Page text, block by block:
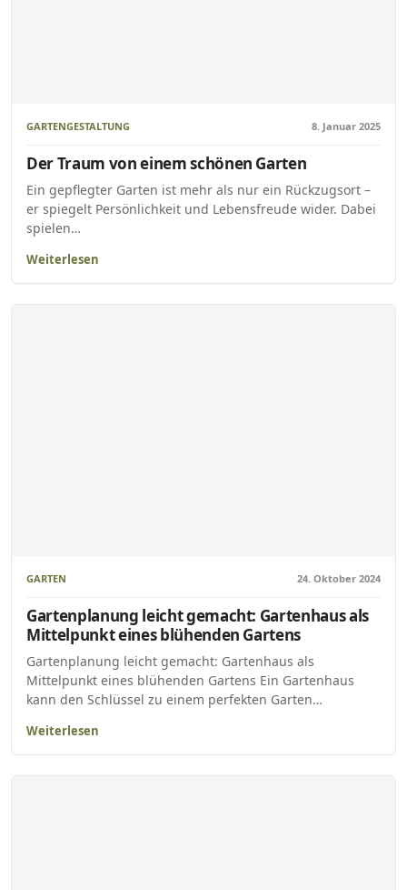
GARTENGESTALTUNG 8. Januar 2025
Der Traum von einem schönen Garten
Ein gepflegter Garten ist mehr als nur ein Rückzugsort –
er spiegelt Persönlichkeit und Lebensfreude wider. Dabei
spielen…
Weiterlesen
GARTEN 24. Oktober 2024
Gartenplanung leicht gemacht: Gartenhaus als
Mittelpunkt eines blühenden Gartens
Gartenplanung leicht gemacht: Gartenhaus als
Mittelpunkt eines blühenden Gartens Ein Gartenhaus
kann den Schlüssel zu einem perfekten Garten…
Weiterlesen